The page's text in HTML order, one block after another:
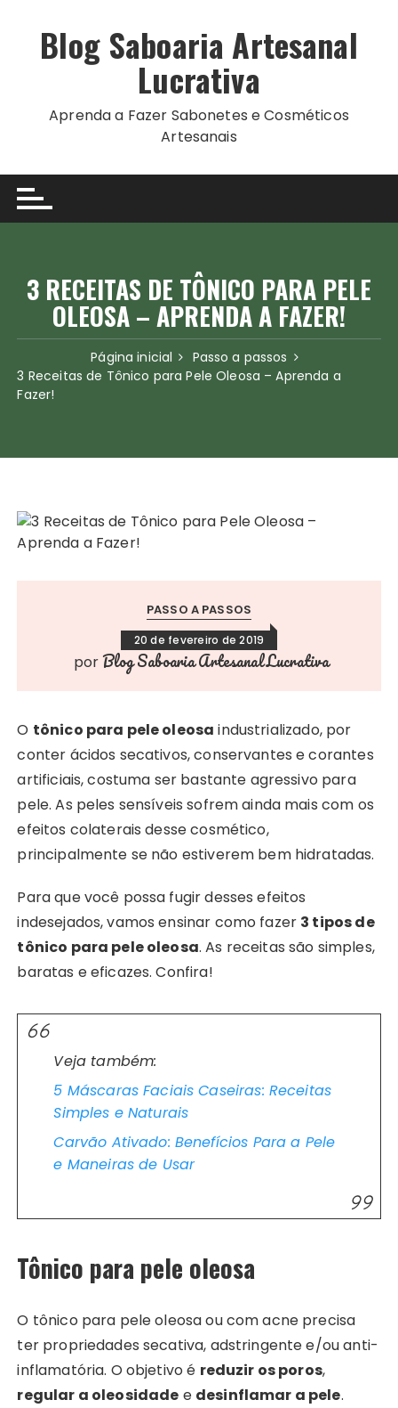
Blog Saboaria Artesanal
Lucrativa
Aprenda a Fazer Sabonetes e Cosméticos
Artesanais
3 RECEITAS DE TÔNICO PARA PELE
OLEOSA – APRENDA A FAZER!
Página inicial
Passo a passos
3 Receitas de Tônico para Pele Oleosa – Aprenda a
Fazer!
PASSO A PASSOS
20 de fevereiro de 2019
por Blog Saboaria Artesanal Lucrativa
O tônico para pele oleosa industrializado, por
conter ácidos secativos, conservantes e corantes
artificiais, costuma ser bastante agressivo para
pele. As peles sensíveis sofrem ainda mais com os
efeitos colaterais desse cosmético,
principalmente se não estiverem bem hidratadas.
Para que você possa fugir desses efeitos
indesejados, vamos ensinar como fazer 3 tipos de
tônico para pele oleosa. As receitas são simples,
baratas e eficazes. Confira!
Veja também:
5 Máscaras Faciais Caseiras: Receitas
Simples e Naturais
Carvão Ativado: Benefícios Para a Pele
e Maneiras de Usar
Tônico para pele oleosa
O tônico para pele oleosa ou com acne precisa
ter propriedades secativa, adstringente e/ou anti-
inflamatória. O objetivo é reduzir os poros,
regular a oleosidade e desinflamar a pele.